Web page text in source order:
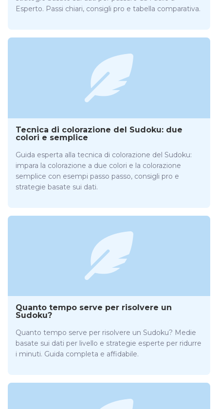
Esperto. Passi chiari, consigli pro e tabella comparativa.
Tecnica di colorazione del Sudoku: due
colori e semplice
Guida esperta alla tecnica di colorazione del Sudoku:
impara la colorazione a due colori e la colorazione
semplice con esempi passo passo, consigli pro e
strategie basate sui dati.
Quanto tempo serve per risolvere un
Sudoku?
Quanto tempo serve per risolvere un Sudoku? Medie
basate sui dati per livello e strategie esperte per ridurre
i minuti. Guida completa e affidabile.